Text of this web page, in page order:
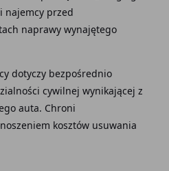
najemcy przed
naprawy wynajętego
dotyczy bezpośrednio
cywilnej wynikającej z
auta. Chroni
kosztów usuwania